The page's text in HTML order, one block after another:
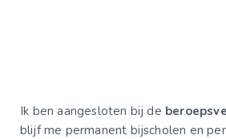
Ik ben aangesloten bij de
blijf me permanent bijscholen en